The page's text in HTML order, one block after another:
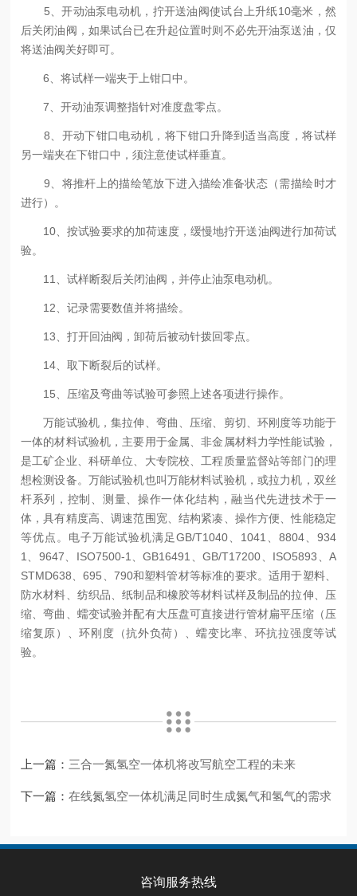
5、开动油泵电动机，拧开送油阀使试台上升纸10毫米，然
后关闭油阀，如果试台已在升起位置时则不必先开油泵送油，仅
将送油阀关好即可。
6、将试样一端夹于上钳口中。
7、开动油泵调整指针对准度盘零点。
8、开动下钳口电动机，将下钳口升降到适当高度，将试样
另一端夹在下钳口中，须注意使试样垂直。
9、将推杆上的描绘笔放下进入描绘准备状态（需描绘时才
进行）。
10、按试验要求的加荷速度，缓慢地拧开送油阀进行加荷试
验。
11、试样断裂后关闭油阀，并停止油泵电动机。
12、记录需要数值并将描绘。
13、打开回油阀，卸荷后被动针拨回零点。
14、取下断裂后的试样。
15、压缩及弯曲等试验可参照上述各项进行操作。
万能试验机，集拉伸、弯曲、压缩、剪切、环刚度等功能于
一体的材料试验机，主要用于金属、非金属材料力学性能试验，
是工矿企业、科研单位、大专院校、工程质量监督站等部门的理
想检测设备。万能试验机也叫万能材料试验机，或拉力机，双丝
杆系列，控制、测量、操作一体化结构，融当代先进技术于一
体，具有精度高、调速范围宽、结构紧凑、操作方便、性能稳定
等优点。电子万能试验机满足GB/T1040、1041、8804、934
1、9647、ISO7500-1、GB16491、GB/T17200、ISO5893、A
STMD638、695、790和塑料管材等标准的要求。适用于塑料、
防水材料、纺织品、纸制品和橡胶等材料试样及制品的拉伸、压
缩、弯曲、蠕变试验并配有大压盘可直接进行管材扁平压缩（压
缩复原）、环刚度（抗外负荷）、蠕变比率、环抗拉强度等试
验。
上一篇： 三合一氮氢空一体机将改写航空工程的未来
下一篇：在线氮氢空一体机满足同时生成氮气和氢气的需求
咨询服务热线